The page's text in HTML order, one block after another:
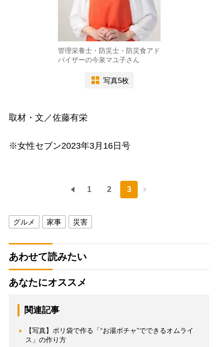
管理栄養士・防災士・防災食アド
バイザーの今泉マユ子さん
写真5枚
取材・文／佐藤有栄
※女性セブン2023年3月16日号
1 2 3
グルメ 家事 災害
あわせて読みたい
あなたにオススメ
関連記事
【写真】ポリ袋で作る「“お湯ポチャ”でできるオムライ
ス」の作り方